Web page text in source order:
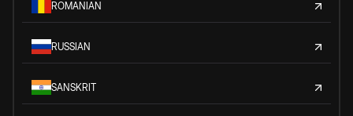
ROMANIAN
RUSSIAN
SANSKRIT